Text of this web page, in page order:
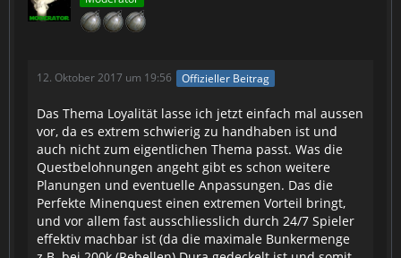
12. Oktober 2017 um 19:56 Offizieller Beitrag
Das Thema Loyalität lasse ich jetzt einfach mal aussen
vor, da es extrem schwierig zu handhaben ist und
auch nicht zum eigentlichen Thema passt. Was die
Questbelohnungen angeht gibt es schon weitere
Planungen und eventuelle Anpassungen. Das die
Perfekte Minenquest einen extremen Vorteil bringt,
und vor allem fast ausschliesslich durch 24/7 Spieler
effektiv machbar ist (da die maximale Bunkermenge